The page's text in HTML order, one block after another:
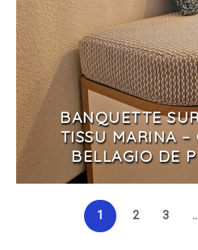
BANQUETTE
TISSU MARINA –
BELLAGIO DE
1 2 3